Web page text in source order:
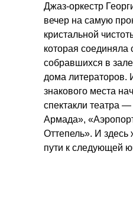
Джаз-оркестр
вечер на самую
кристальной
которая соединяла
собравшихся в
дома литераторов.
знакового места
спектакли театра
Армада»,
Оттепель». И здесь
пути к следующей
msu.fund@gmail.com